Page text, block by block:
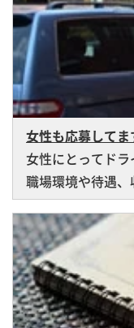
女性も応募してま
女性にとってド
職場環境や待遇、